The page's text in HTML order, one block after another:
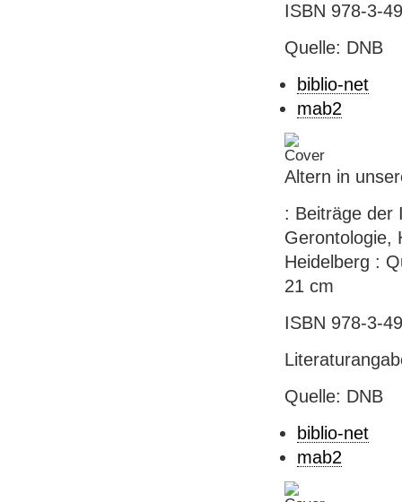
ISBN 978-3-
Quelle: DNB
biblio-net
mab2
Altern in
: Beiträge der
Gerontologie,
Heidelberg :
21 cm
ISBN 978-3-
Quelle: DNB
biblio-net
mab2